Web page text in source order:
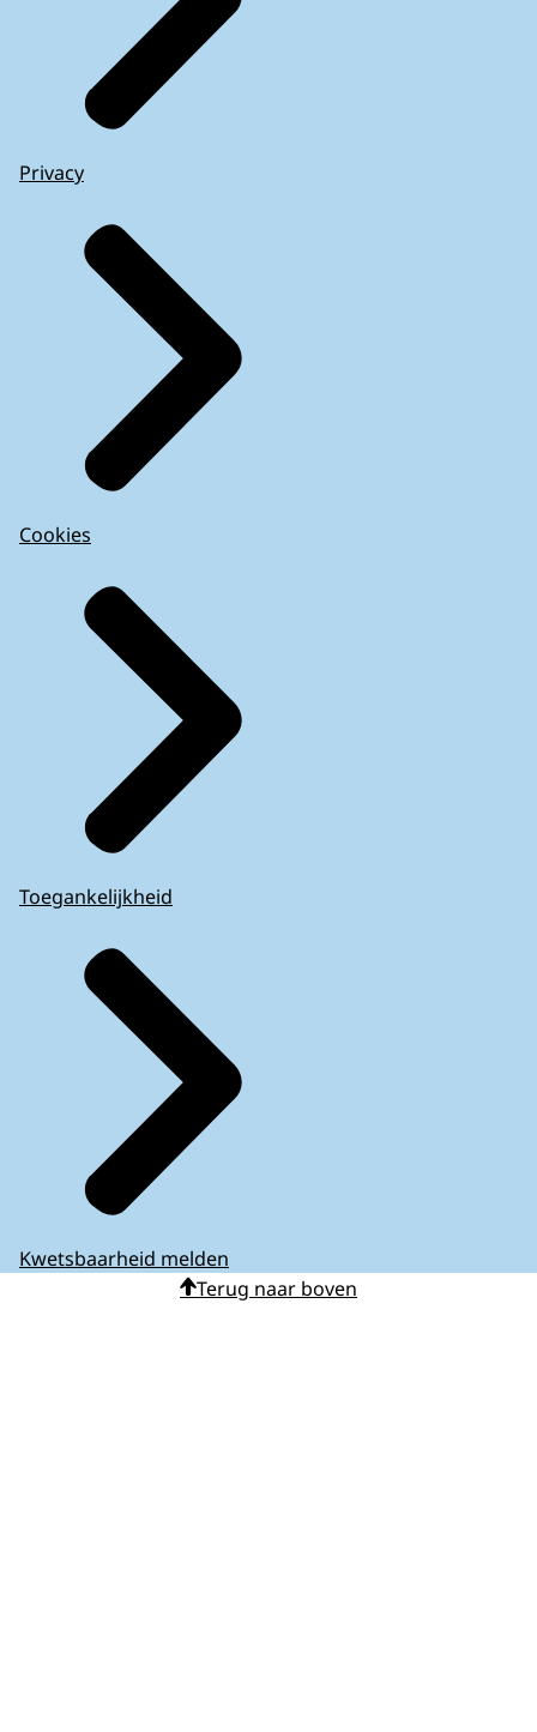
Privacy
Cookies
Toegankelijkheid
Kwetsbaarheid melden
Terug naar boven